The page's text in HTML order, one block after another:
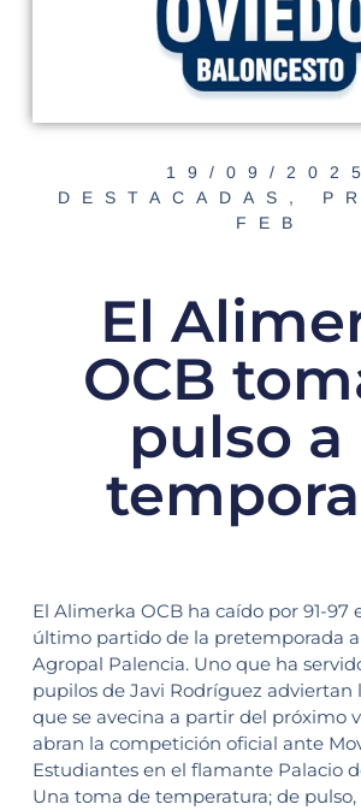
19/09/
DESTACADAS ,
FEB
El
OCB
pulso a
El Alimerka OCB ha caído por 91-97
último partido de la pretemporada
Agropal Palencia. Uno que ha
pupilos de Javi Rodríguez adviertan
que se avecina a partir del próximo
abran la competición oficial ante
Estudiantes en el flamante Palacio
Una toma de temperatura; de